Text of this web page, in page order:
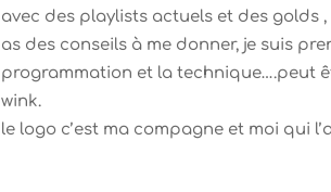
avec des playlists actuels et des golds ,
as des conseils à me donner, je suis
programmation et la technique….peut
wink.
le logo c’est ma compagne et moi qui